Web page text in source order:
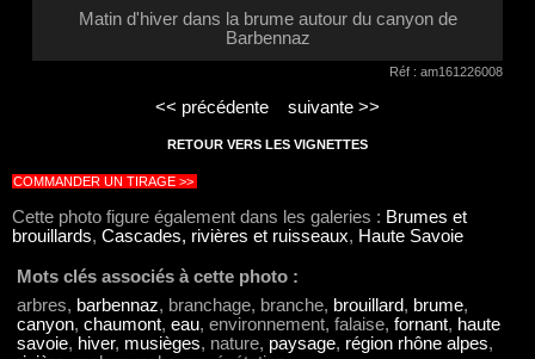
Matin d'hiver dans la brume autour du canyon de
Barbennaz
Réf : am161226008
<< précédente suivante >>
RETOUR VERS LES VIGNETTES
COMMANDER UN TIRAGE >>
Cette photo figure également dans les galeries : Brumes et
brouillards, Cascades, rivières et ruisseaux, Haute Savoie
Mots clés associés à cette photo :
arbres, barbennaz, branchage, branche, brouillard, brume,
canyon, chaumont, eau, environnement, falaise, fornant, haute
savoie, hiver, musièges, nature, paysage, région rhône alpes,